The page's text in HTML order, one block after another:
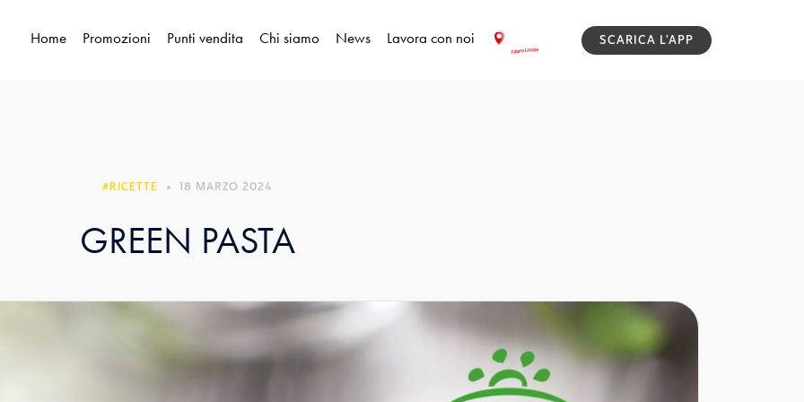
Home Promozioni Punti vendita Chi siamo News Lavora con noi SCARICA L'APP
RICETTE 18 MARZO 2024
GREEN PASTA